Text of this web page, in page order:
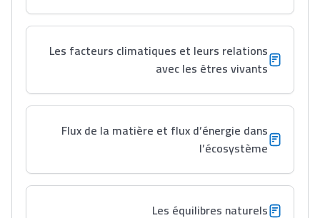
Les facteurs climatiques et leurs relations
avec les êtres vivants
Flux de la matière et flux d’énergie dans
l’écosystème
Les équilibres naturels